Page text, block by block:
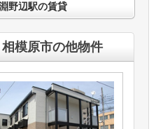
野辺駅の賃貸
相模原市の他物件